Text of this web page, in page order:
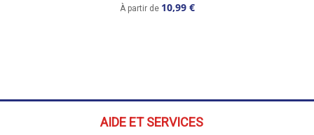
À partir de 10,99 €
AIDE ET SERVICES